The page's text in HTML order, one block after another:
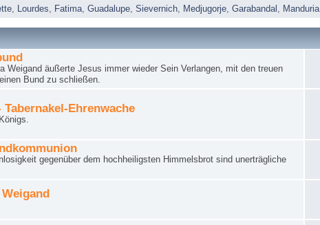
Lourdes Fatima ,Guadalupe ,Sievernich Medjugorje ,Garabandal Manduria
Weigand äußerte Jesus immer wieder Sein Verlangen, mit den treuen
Bund zu schließen.
Ehrenwache
gegenüber dem hochheiligsten Himmelsbrot sind unerträgliche